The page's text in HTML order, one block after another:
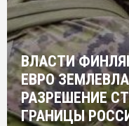
ВЛАСТИ
ЕВРО
РАЗРЕШЕНИЕ
ГРАНИЦЫ